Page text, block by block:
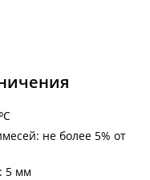
не более 5% от
5 мм